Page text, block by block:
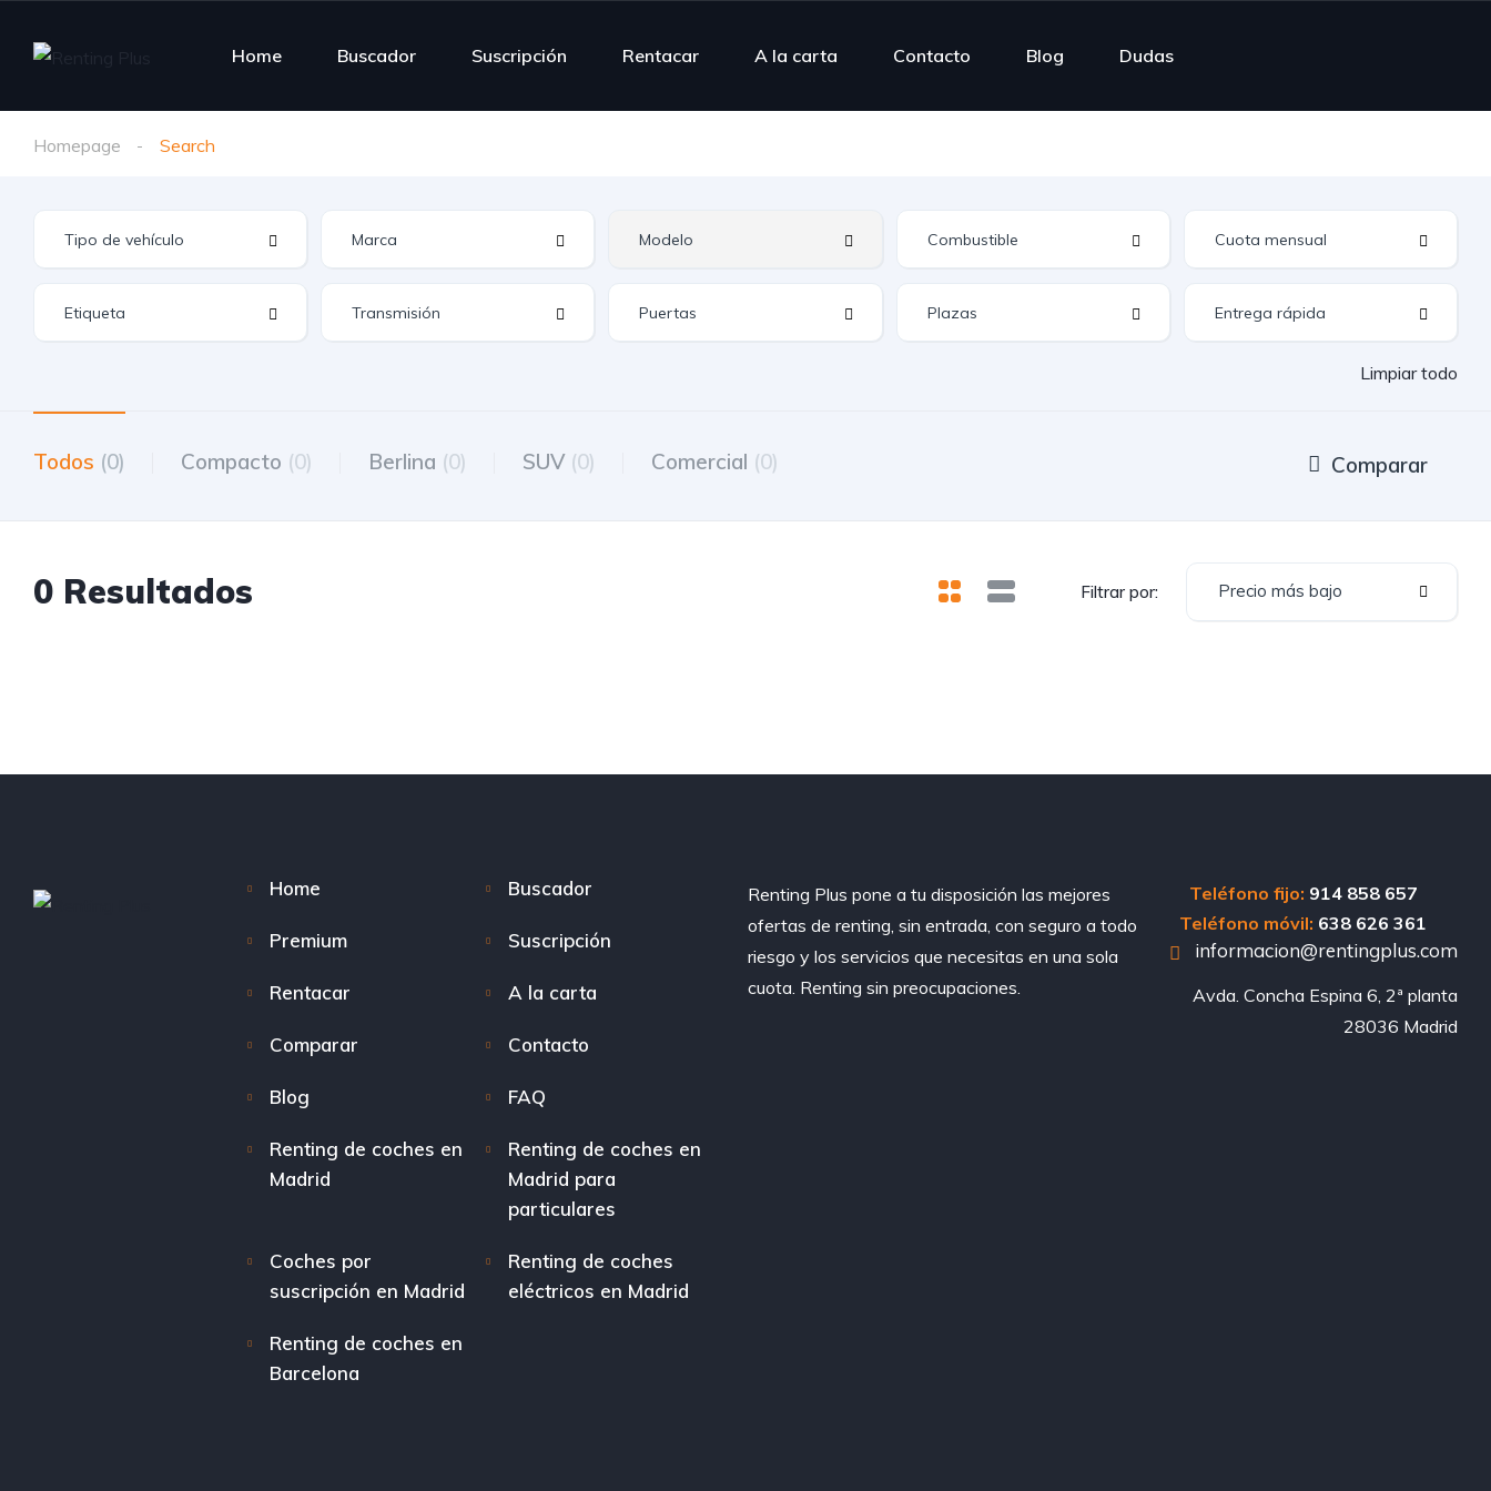
Home Buscador Suscripción Rentacar A la carta Contacto Blog Dudas
Homepage Search
Limpiar todo
Todos (0) Compacto (0) Berlina (0) SUV (0) Comercial (0) Comparar
0 Resultados Filtrar por: Precio más bajo
Home Buscador
Premium Suscripción
Rentacar A la carta
Comparar Contacto
Blog FAQ
Renting de coches en
Madrid
Renting de coches en
Madrid para
particulares
Coches por
suscripción en Madrid
Renting de coches
eléctricos en Madrid
Renting de coches en
Barcelona
Renting Plus pone a tu disposición las mejores
ofertas de renting, sin entrada, con seguro a todo
riesgo y los servicios que necesitas en una sola
cuota. Renting sin preocupaciones.
Teléfono fijo: 914 858 657
Teléfono móvil: 638 626 361
informacion@rentingplus.com
Avda. Concha Espina 6, 2ª planta
28036 Madrid